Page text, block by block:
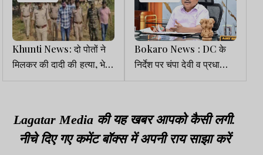
Khunti News: दो पोतों ने
मिलकर की दादी की हत्या, भेजे
गए जेल
Bokaro News : DC के
निर्देश पर चंपा देवी व प्रधा
मांझी की पेंशन हुई स्वीकृत
Lagatar Media की यह खबर आपको कैसी लगी.
नीचे दिए गए कमेंट बॉक्स में अपनी राय साझा करें